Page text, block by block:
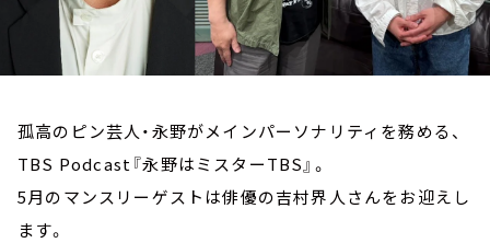
孤高のピン芸人・永野がメインパーソナリティを務める、
TBS Podcast『永野はミスターTBS』。
5月のマンスリーゲストは俳優の吉村界人さんをお迎えし
ます。